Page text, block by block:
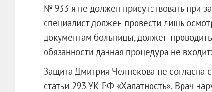
№ 933 я не должен присутствовать при
специалист должен провести лишь
документам больницы, должен
обязанности данная процедура не
Защита Дмитрия Челнокова не согласна
статьи 293 УК РФ «Халатность». Врач